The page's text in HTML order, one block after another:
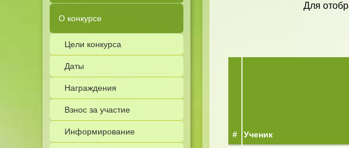
О конкурсе
Цели конкурса
Даты
Награждения
Взнос за участие
Информирование
Для
# Ученик